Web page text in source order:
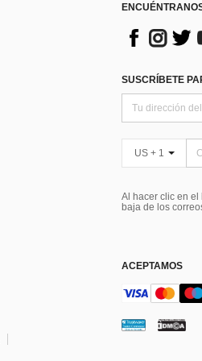
SUSCRÍBETE
US + 1
Al hacer clic en el
baja de los
ACEPTAMOS